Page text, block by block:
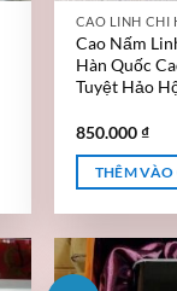
CAO LINH CHI
Cao Nấm
Hàn Quốc
Tuyệt Hảo
850.000₫
THÊM VÀO